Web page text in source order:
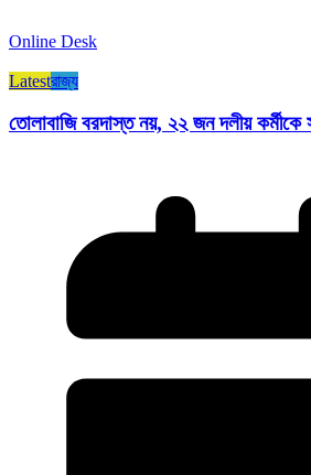
Online Desk
Latestরাজ্য​
তোলাবাজি বরদাস্ত নয়, ২২ জন দলীয় কর্মীকে